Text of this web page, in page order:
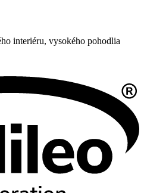
interiéru, vysokého pohodlia